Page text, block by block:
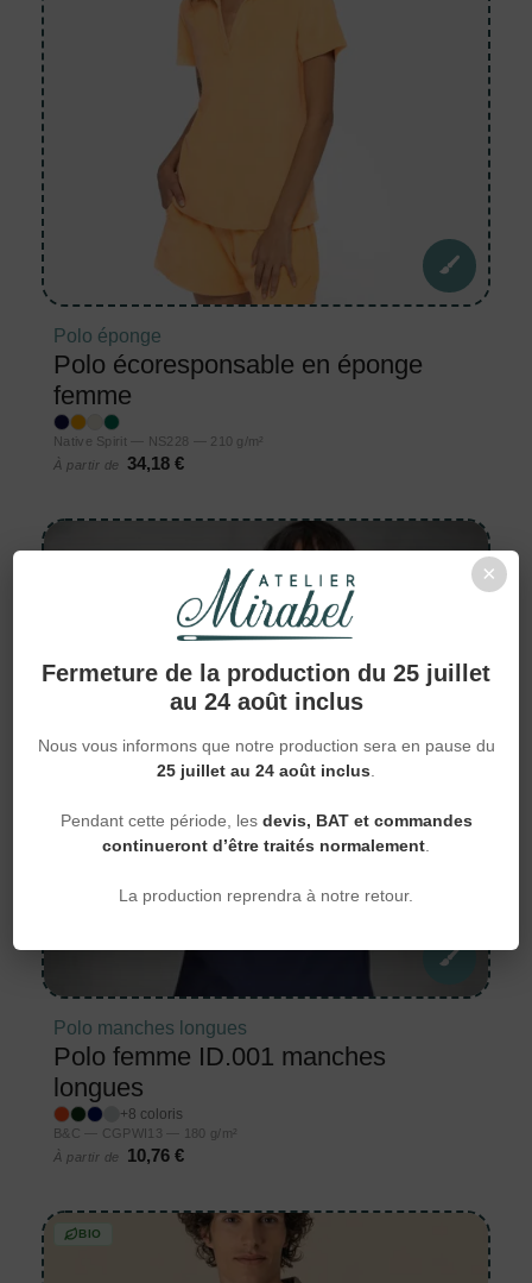
×
Fermeture de la production du 25 juillet
au 24 août inclus
Nous vous informons que notre production sera en pause du
25 juillet au 24 août inclus
Pendant cette période, les devis, BAT et commandes
continueront d’être traités normalement
La production reprendra à notre retour.
Polo éponge
Polo écoresponsable en éponge
femme
Native Spirit — NS228 — 210 g/m²
À partir de
34,18 €
Polo manches longues
Polo femme ID.001 manches
longues
+8 coloris
B&C — CGPWI13 — 180 g/m²
À partir de
10,76 €
BIO